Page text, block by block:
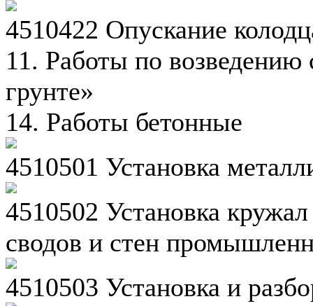
4510422 Опускание
11. Работы по возведению
грунте»
14. Работы бетонные
4510501 Установка
4510502 Установка
сводов и стен
4510503 Установка и